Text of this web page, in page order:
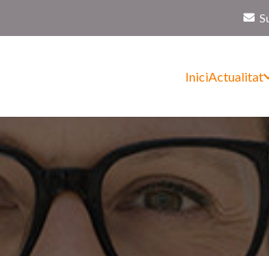
IniciActualitat